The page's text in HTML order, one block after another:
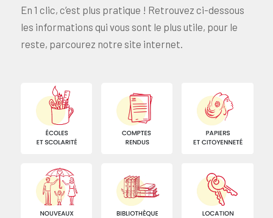
En 1 clic, c’est plus pratique ! Retrouvez ci-dessous
les informations qui vous sont le plus utile, pour le
reste, parcourez notre site internet.